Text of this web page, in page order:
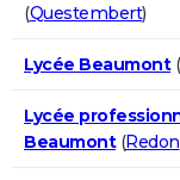
(Questembert)
Lycée Beaumont(
Lycée
Beaumont(Redon